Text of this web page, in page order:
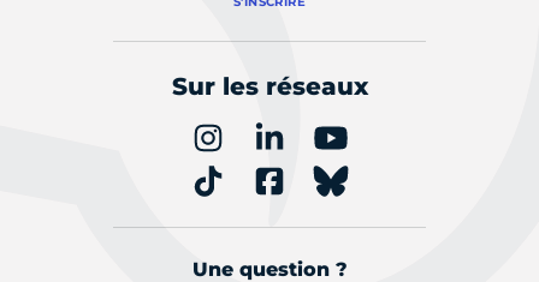
Sur les réseaux
Une question ?